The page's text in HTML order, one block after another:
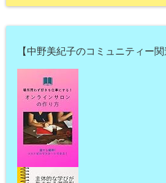
【中野美紀子のコミュニティー関